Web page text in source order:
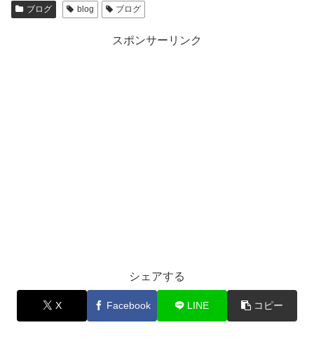
ブログ blog ブログ
スポンサーリンク
シェアする
X Facebook LINE コピー